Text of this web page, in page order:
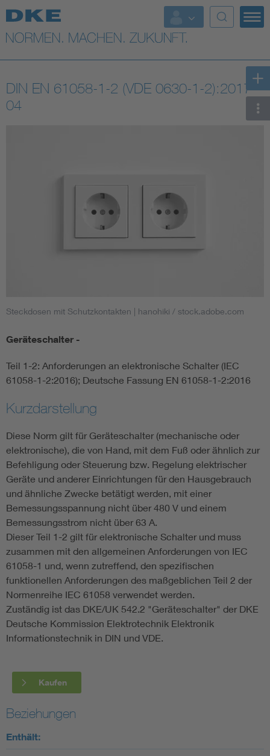
Top-Themen
VDE Fokusthemen
Digital Security
DIN VDE 0100 für sichere Elektroinstallationen
Elektrofachkraft (EFK)
DIN EN 61058-1-2 (VDE 0630-1-2):2017-
04
Steckdosen mit Schutzkontakten | hanohiki / stock.adobe.com
Geräteschalter -
Teil 1-2: Anforderungen an elektronische Schalter (IEC
61058-1-2:2016); Deutsche Fassung EN 61058-1-2:2016
Kurzdarstellung
Diese Norm gilt für Geräteschalter (mechanische oder
elektronische), die von Hand, mit dem Fuß oder ähnlich zur
Befehligung oder Steuerung bzw. Regelung elektrischer
Geräte und anderer Einrichtungen für den Hausgebrauch
und ähnliche Zwecke betätigt werden, mit einer
Bemessungsspannung nicht über 480 V und einem
Bemessungsstrom nicht über 63 A.
Dieser Teil 1-2 gilt für elektronische Schalter und muss
zusammen mit den allgemeinen Anforderungen von IEC
61058-1 und, wenn zutreffend, den spezifischen
funktionellen Anforderungen des maßgeblichen Teil 2 der
Normenreihe IEC 61058 verwendet werden.
Zuständig ist das DKE/UK 542.2 "Geräteschalter" der DKE
Deutsche Kommission Elektrotechnik Elektronik
Informationstechnik in DIN und VDE.
Kaufen
Beziehungen
Enthält: